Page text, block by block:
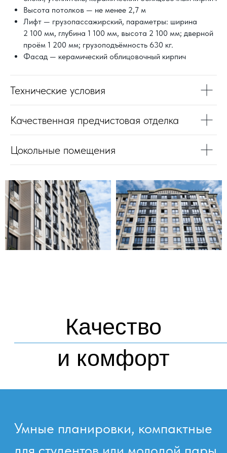
Высота потолков — не менее 2,7 м
Лифт — грузопассажирский, параметры: ширина
2 100 мм, глубина 1 100 мм, высота 2 100 мм; дверной
проём 1 200 мм; грузоподъёмность 630 кг.
Фасад — керамический облицовочный кирпич
Технические условия
Качественная предчистовая отделка
Цокольные помещения
Разрешение на ввод
Документы
посмотреть
строительства
Фотоотчет о ходе